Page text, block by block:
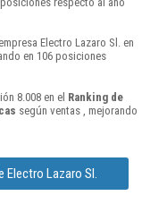
Electro Lazaro Sl. en
en 106 posiciones
8.008 en el Ranking de
según ventas , mejorando
Electro Lazaro Sl.